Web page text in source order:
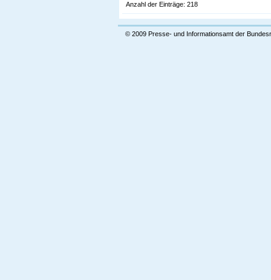
Anzahl der Einträge: 218
© 2009 Presse- und Informationsamt der